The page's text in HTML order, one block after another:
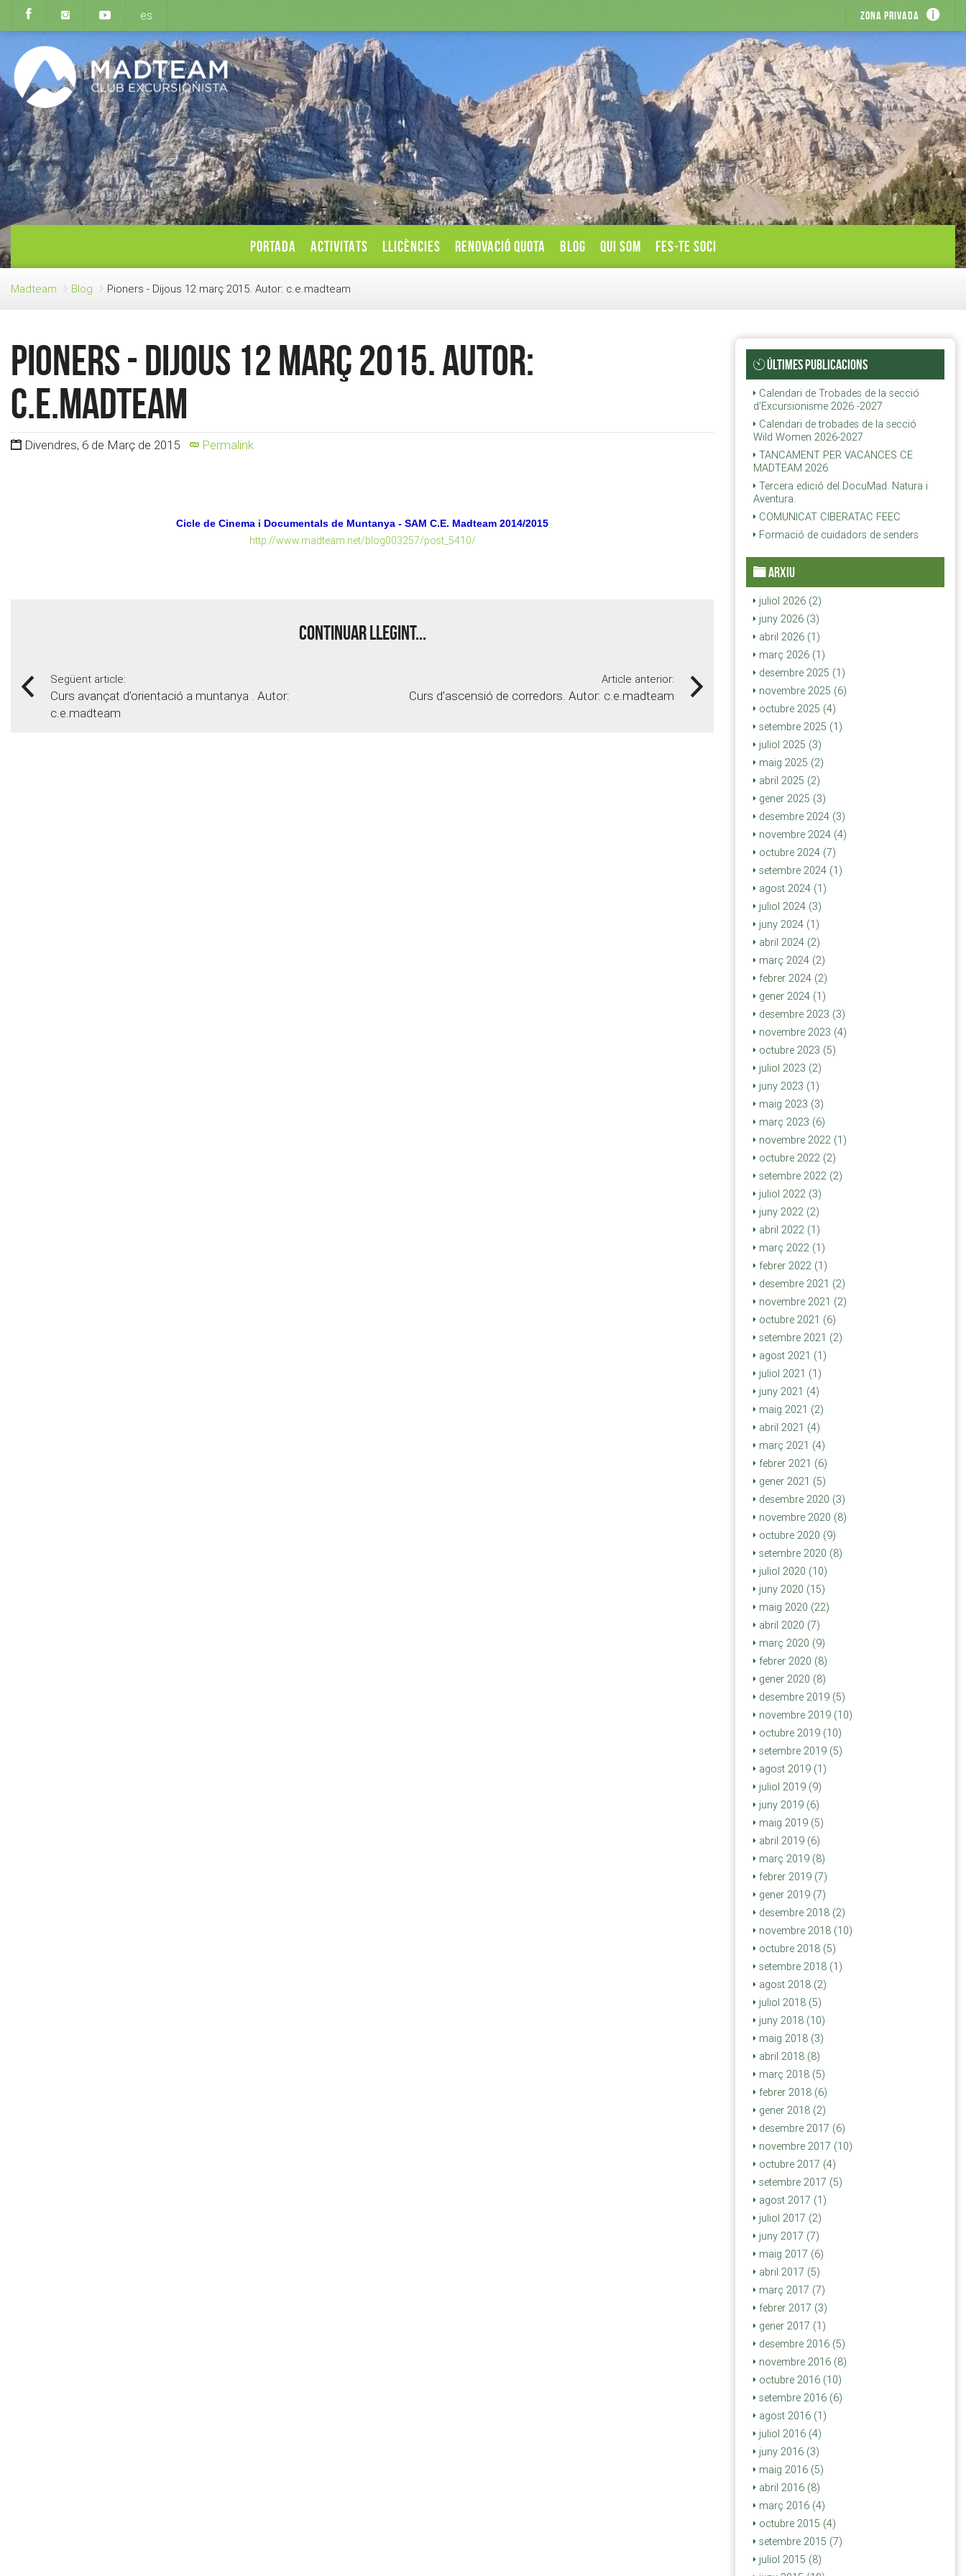
es Zona privada
PORTADA ACTIVITATS LLICÈNCIES RENOVACIÓ QUOTA BLOG QUI SOM FES-TE SOCI
Madteam Blog Pioners - Dijous 12 març 2015. Autor: c.e.madteam
Pioners - Dijous 12 març 2015. Autor:
c.e.madteam
Divendres, 6 de Març de 2015 Permalink
Cicle de Cinema i Documentals de Muntanya - SAM C.E. Madteam 2014/2015
http://www.madteam.net/blog003257/post_5410/
Continuar llegint...
Següent article:
Curs avançat d’orientació a muntanya . Autor:
c.e.madteam
Article anterior:
Curs d’ascensió de corredors. Autor: c.e.madteam
ÚLTIMES PUBLICACIONS
Calendari de Trobades de la secció
d'Excursionisme 2026 -2027
Calendari de trobades de la secció
Wild Women 2026-2027
TANCAMENT PER VACANCES CE
MADTEAM 2026
Tercera edició del DocuMad. Natura i
Aventura.
COMUNICAT CIBERATAC FEEC
Formació de cuidadors de senders
ARXIU
juliol 2026 (2)
juny 2026 (3)
abril 2026 (1)
març 2026 (1)
desembre 2025 (1)
novembre 2025 (6)
octubre 2025 (4)
setembre 2025 (1)
juliol 2025 (3)
maig 2025 (2)
abril 2025 (2)
gener 2025 (3)
desembre 2024 (3)
novembre 2024 (4)
octubre 2024 (7)
setembre 2024 (1)
agost 2024 (1)
juliol 2024 (3)
juny 2024 (1)
abril 2024 (2)
març 2024 (2)
febrer 2024 (2)
gener 2024 (1)
desembre 2023 (3)
novembre 2023 (4)
octubre 2023 (5)
juliol 2023 (2)
juny 2023 (1)
maig 2023 (3)
març 2023 (6)
novembre 2022 (1)
octubre 2022 (2)
setembre 2022 (2)
juliol 2022 (3)
juny 2022 (2)
abril 2022 (1)
març 2022 (1)
febrer 2022 (1)
desembre 2021 (2)
novembre 2021 (2)
octubre 2021 (6)
setembre 2021 (2)
agost 2021 (1)
juliol 2021 (1)
juny 2021 (4)
maig 2021 (2)
abril 2021 (4)
març 2021 (4)
febrer 2021 (6)
gener 2021 (5)
desembre 2020 (3)
novembre 2020 (8)
octubre 2020 (9)
setembre 2020 (8)
juliol 2020 (10)
juny 2020 (15)
maig 2020 (22)
abril 2020 (7)
març 2020 (9)
febrer 2020 (8)
gener 2020 (8)
desembre 2019 (5)
novembre 2019 (10)
octubre 2019 (10)
setembre 2019 (5)
agost 2019 (1)
juliol 2019 (9)
juny 2019 (6)
maig 2019 (5)
abril 2019 (6)
març 2019 (8)
febrer 2019 (7)
gener 2019 (7)
desembre 2018 (2)
novembre 2018 (10)
octubre 2018 (5)
setembre 2018 (1)
agost 2018 (2)
juliol 2018 (5)
juny 2018 (10)
maig 2018 (3)
abril 2018 (8)
març 2018 (5)
febrer 2018 (6)
gener 2018 (2)
desembre 2017 (6)
novembre 2017 (10)
octubre 2017 (4)
setembre 2017 (5)
agost 2017 (1)
juliol 2017 (2)
juny 2017 (7)
maig 2017 (6)
abril 2017 (5)
març 2017 (7)
febrer 2017 (3)
gener 2017 (1)
desembre 2016 (5)
novembre 2016 (8)
octubre 2016 (10)
setembre 2016 (6)
agost 2016 (1)
juliol 2016 (4)
juny 2016 (3)
maig 2016 (5)
abril 2016 (8)
març 2016 (4)
octubre 2015 (4)
setembre 2015 (7)
juliol 2015 (8)